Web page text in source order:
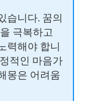
습니다. 꿈의
극복하고
력해야 합니
적인 마음가
몽은 어려움